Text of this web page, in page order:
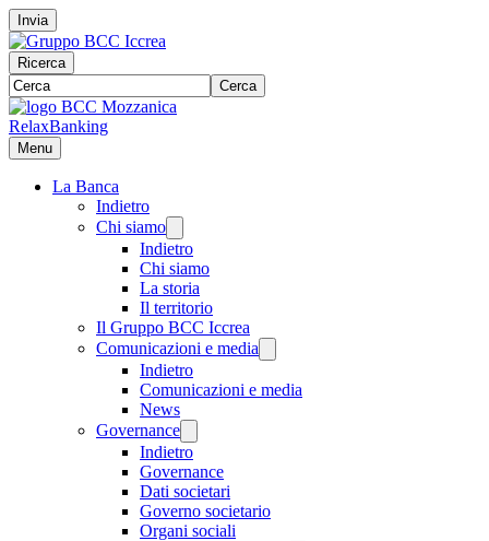
Invia
Ricerca
Cerca
RelaxBanking
Menu
La Banca
Indietro
Chi siamo
Indietro
Chi siamo
La storia
Il territorio
Il Gruppo BCC Iccrea
Comunicazioni e media
Indietro
Comunicazioni e media
News
Governance
Indietro
Governance
Dati societari
Governo societario
Organi sociali